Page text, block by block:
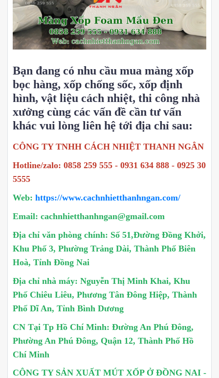
Bạn đang có nhu cầu mua màng xốp
bọc hàng, xốp chống sốc, xốp định
hình, vật liệu cách nhiệt, thi công nhà
xưởng cùng các vấn đề cần tư vấn
khác vui lòng liên hệ tới địa chỉ sau:
CÔNG TY TNHH CÁCH NHIỆT THANH NGÂN
Hotline/zalo: 0858 259 555 - 0931 634 888 - 0925 30
5555
Web: https://www.cachnhietthanhngan.com/
Email: cachnhietthanhngan@gmail.com
Địa chỉ văn phòng chính: Số 51,Đường Đồng Khởi,
Khu Phố 3, Phường Trảng Dài, Thành Phố Biên
Hoà, Tỉnh Đồng Nai
Địa chỉ nhà máy: Nguyễn Thị Minh Khai, Khu
Phố Chiêu Liêu, Phương Tân Đông Hiệp, Thành
Phố Dĩ An, Tỉnh Bình Dương
CN Tại Tp Hồ Chí Minh: Đường An Phú Đông,
Phường An Phú Đông, Quận 12, Thành Phố Hồ
Chí Minh
CÔNG TY SẢN XUẤT MÚT XỐP Ở ĐỒNG NAI -